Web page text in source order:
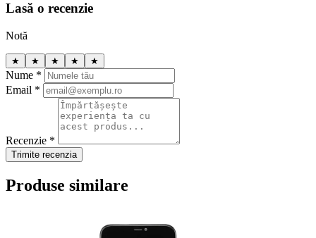
Lasă o recenzie
Notă
★ ★ ★ ★ ★
Nume *
Email *
Recenzie *
Trimite recenzia
Produse similare